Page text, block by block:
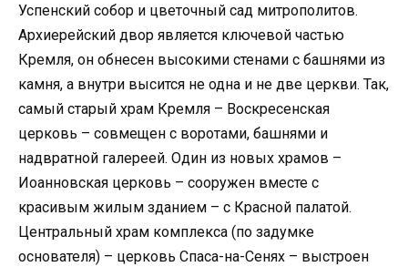
Успенский собор и цветочный сад митрополитов.
Архиерейский двор является ключевой частью
Кремля, он обнесен высокими стенами с башнями из
камня, а внутри высится не одна и не две церкви. Так,
самый старый храм Кремля – Воскресенская
церковь – совмещен с воротами, башнями и
надвратной галереей. Один из новых храмов –
Иоанновская церковь – сооружен вместе с
красивым жилым зданием – с Красной палатой.
Центральный храм комплекса (по задумке
основателя) – церковь Спаса-на-Сенях – выстроен